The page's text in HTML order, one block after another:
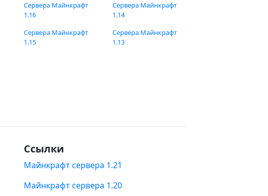
Сервера Майнкрафт
1.16
Сервера Майнкрафт
1.15
Сервера Майнкрафт
1.14
Сервера Майнкрафт
1.13
Ссылки
Майнкрафт сервера 1.21
Майнкрафт сервера 1.20